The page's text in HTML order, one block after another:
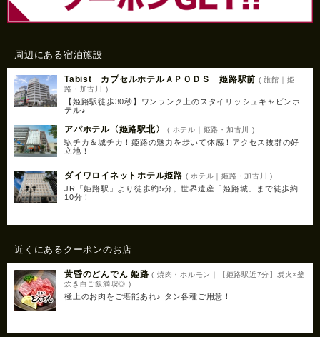
周辺にある宿泊施設
Tabist カプセルホテルＡＰＯＤＳ 姫路駅前 ( 旅館｜姫
路・加古川 )
【姫路駅徒歩30秒】ワンランク上のスタイリッシュキャビンホ
テル♪
アパホテル〈姫路駅北〉 ( ホテル｜姫路・加古川 )
駅チカ＆城チカ！姫路の魅力を歩いて体感！アクセス抜群の好
立地！
ダイワロイネットホテル姫路 ( ホテル｜姫路・加古川 )
JR「姫路駅」より徒歩約5分。世界遺産「姫路城」まで徒歩約
10分！
近くにあるクーポンのお店
黄昏のどんでん 姫路 ( 焼肉・ホルモン｜【姫路駅近7分】炭火×釜
炊き白ご飯満喫◎ )
極上のお肉をご堪能あれ♪ タン各種ご用意！